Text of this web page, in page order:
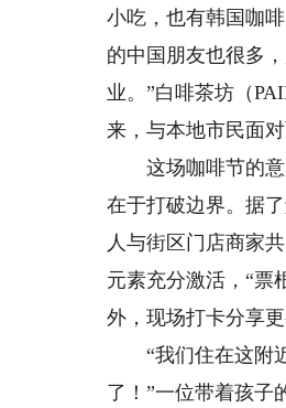
小吃，也有韩国咖
的中国朋友也很多
业。”白啡茶坊（
来，与本地市民面对
这场咖啡节的意
在于打破边界。据
人与街区门店商家
元素充分激活，“票
外，现场打卡分享
“我们住在这附近
了！”一位带着孩子